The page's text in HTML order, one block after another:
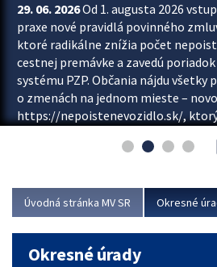
29. 06. 2026Od 1. augusta 2026
praxe nové pravidlá povinného
ktoré radikálne znížia počet
cestnej premávke a zavedú
systému PZP. Občania nájdu
o zmenách na jednom mieste –
https://nepoistenevozidlo.sk/,
asociácie poisťovní (SLASPO) a
Viac
Úvodná stránka MV SR Okresné
Okresné úrady